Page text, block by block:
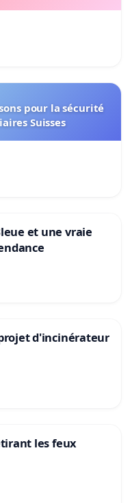
pour la sécurité
Suisses
et une vraie
d'incinérateur
les feux